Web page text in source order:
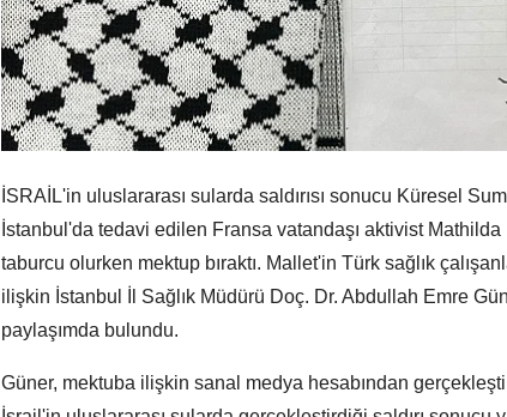
İSRAİL'in uluslararası sularda saldırısı sonucu Küresel
İstanbul'da tedavi edilen Fransa vatandaşı aktivist
taburcu olurken mektup bıraktı. Mallet'in Türk sağlık
ilişkin İstanbul İl Sağlık Müdürü Doç. Dr. Abdullah Emre
paylaşımda bulundu.
Güner, mektuba ilişkin sanal medya hesabından